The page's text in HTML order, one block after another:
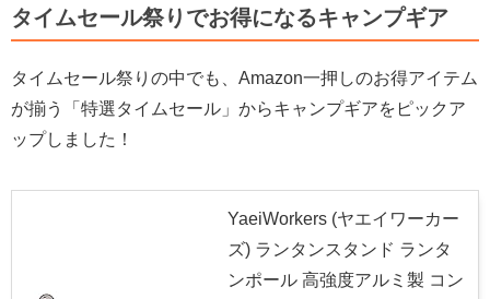
タイムセール祭りでお得になるキャンプギア
タイムセール祭りの中でも、Amazon一押しのお得アイテム
が揃う「特選タイムセール」からキャンプギアをピックア
ップしました！
YaeiWorkers (ヤエイワーカー
ズ) ランタンスタンド ランタ
ンポール 高強度アルミ製 コン